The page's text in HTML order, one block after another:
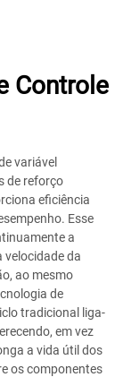
Controle
variável
de reforço
eficiência
Esse
a
velocidade da
ao mesmo
de
tradicional liga-
em vez
a vida útil dos
os componentes